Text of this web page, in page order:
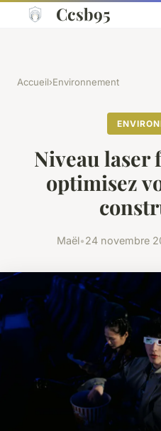
Ccsb95
Accueil›Environnement
Niveau laser
optimisez
Maël•24 novembre